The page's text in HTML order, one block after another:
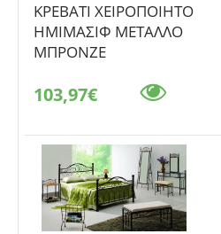
ΚΡΕΒΑΤΙ ΧΕΙΡΟΠΟΙΗΤΟ
ΗΜΙΜΑΣΙΦ ΜΕΤΑΛΛΟ
ΜΠΡΟΝΖΕ
103,97€